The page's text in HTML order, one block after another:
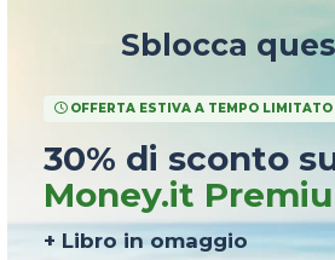
Sblocca
OFFERTA ESTIVA A TEMPO LIMITATO
30% di sconto
Money.it
+ Libro in omaggio